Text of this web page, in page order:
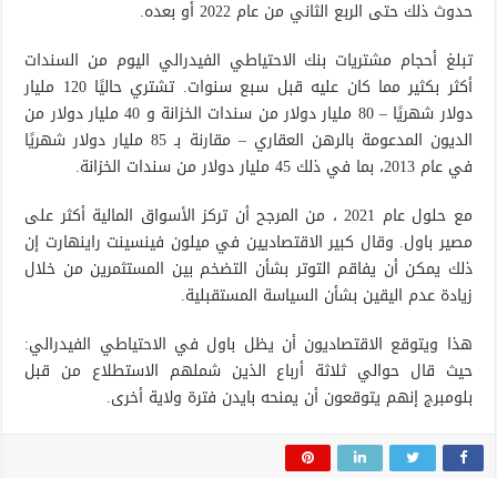
حدوث ذلك حتى الربع الثاني من عام 2022 أو بعده.
تبلغ أحجام مشتريات بنك الاحتياطي الفيدرالي اليوم من السندات
أكثر بكثير مما كان عليه قبل سبع سنوات. تشتري حاليًا 120 مليار
دولار شهريًا – 80 مليار دولار من سندات الخزانة و 40 مليار دولار من
الديون المدعومة بالرهن العقاري – مقارنة بـ 85 مليار دولار شهريًا
في عام 2013، بما في ذلك 45 مليار دولار من سندات الخزانة.
مع حلول عام 2021 ، من المرجح أن تركز الأسواق المالية أكثر على
مصير باول. وقال كبير الاقتصاديين في ميلون فينسينت راينهارت إن
ذلك يمكن أن يفاقم التوتر بشأن التضخم بين المستثمرين من خلال
زيادة عدم اليقين بشأن السياسة المستقبلية.
هذا ويتوقع الاقتصاديون أن يظل باول في الاحتياطي الفيدرالي:
حيث قال حوالي ثلاثة أرباع الذين شملهم الاستطلاع من قبل
بلومبرج إنهم يتوقعون أن يمنحه بايدن فترة ولاية أخرى.